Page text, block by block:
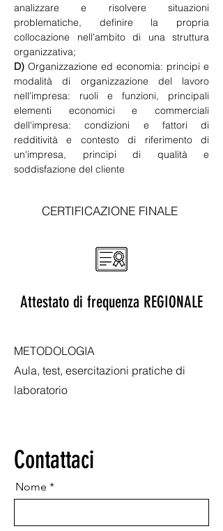
analizzare e risolvere situazioni
problematiche, definire la propria
collocazione nell'ambito di una struttura
organizzativa;
D) Organizzazione ed economia: principi e
modalità di organizzazione del lavoro
nell'impresa: ruoli e funzioni, principali
elementi economici e commerciali
dell'impresa: condizioni e fattori di
redditività e contesto di riferimento di
un'impresa, principi di qualità e
soddisfazione del cliente
CERTIFICAZIONE FINALE
Attestato di frequenza REGIONALE
METODOLOGIA
Aula, test, esercitazioni pratiche di
laboratorio
Contattaci
Nome